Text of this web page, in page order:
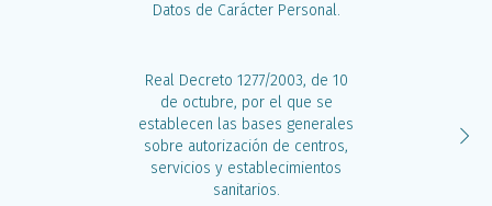
Datos de Carácter Personal.
Real Decreto 1277/2003, de 10
de octubre, por el que se
establecen las bases generales
sobre autorización de centros,
servicios y establecimientos
sanitarios.